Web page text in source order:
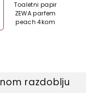
Toaletni papir
ZEWA parfem
peach 4kom
razdoblju